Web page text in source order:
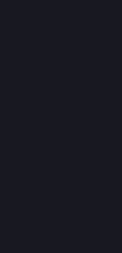
del mattino, il
Sorcia di poter
il suo permesso.
di...